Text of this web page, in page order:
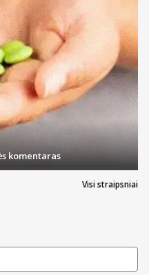
Visi straipsniai
komentaras